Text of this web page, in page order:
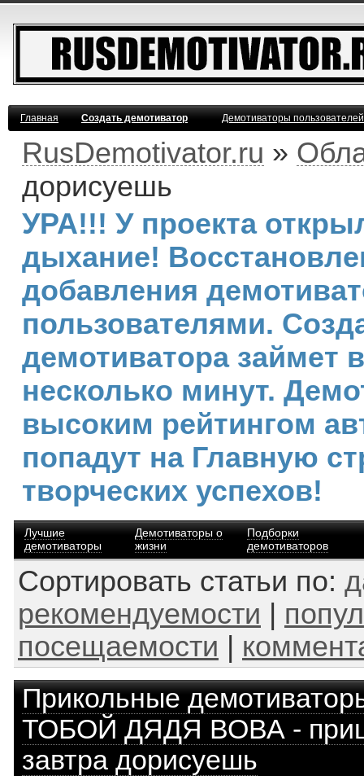
Главная Создать демотиватор Демотиваторы
RusDemotivator.ru »
дорисуешь
УРА!!! У проекта
дыхание!
добавления
пользователями.
демотиватора займет
несколько минут.
высоким рейтингом
попадут на Главную
творческих успехов!
Лучшие
демотиваторы
Демотиваторы о
жизни
Подборки
демотиваторов
Сортировать статьи по:
рекомендуемости
посещаемости
Прикольные
ТОБОЙ ДЯДЯ ВОВА -
завтра дорисуешь